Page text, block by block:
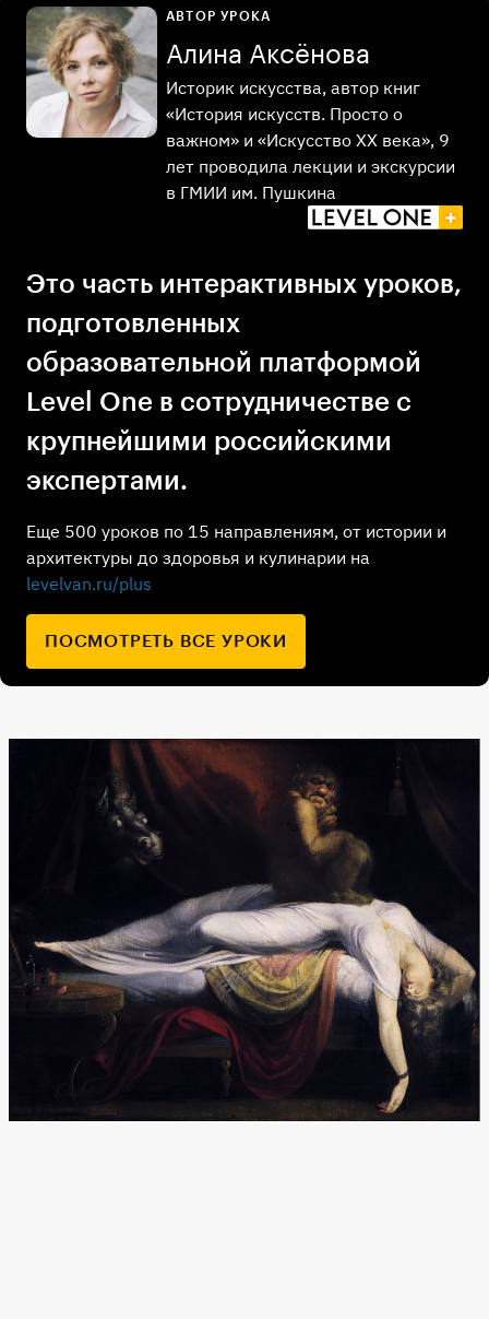
Это часть интерактивных уроков,
подготовленных
образовательной платформой
Level One в сотрудничестве с
крупнейшими российскими
экспертами.
Еще 500 уроков по 15 направлениям, от истории и
архитектуры до здоровья и кулинарии на
levelvan.ru/plus
ПОСМОТРЕТЬ ВСЕ УРОКИ
АВТОР УРОКА
Алина Аксёнова
Историк искусства, автор книг
«История искусств. Просто о
важном» и «Искусство ХХ века», 9
лет проводила лекции и экскурсии
в ГМИИ им. Пушкина